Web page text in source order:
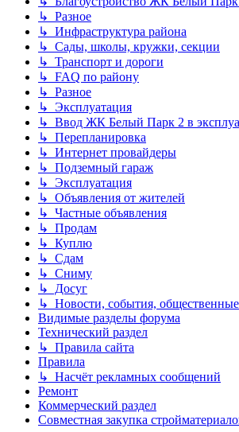
↳ Разное
↳ Инфраструктура района
↳ Сады, школы, кружки, секции
↳ Транспорт и дороги
↳ FAQ по району
↳ Разное
↳ Эксплуатация
↳ Ввод ЖК Белый Парк 2 в
↳ Перепланировка
↳ Интернет провайдеры
↳ Подземный гараж
↳ Эксплуатация
↳ Объявления от жителей
↳ Частные объявления
↳ Продам
↳ Куплю
↳ Сдам
↳ Сниму
↳ Досуг
↳ Новости, события,
Видимые разделы форума
Технический раздел
↳ Правила сайта
Правила
↳ Насчёт рекламных сообщений
Ремонт
Коммерческий раздел
Совместная закупка